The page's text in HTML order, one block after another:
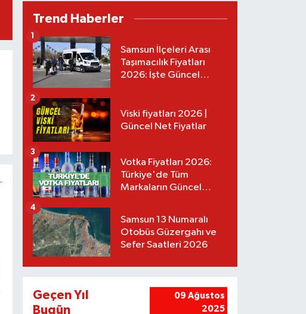
Trend Haberler
Samsun İlçeleri Arası
Taşımacılık Fiyatları
2026: İşte Güncel
1
Viski fiyatları 2026 |
Güncel Net Fiyatlar
2
Votka Fiyatları 2026:
Türkiye'de Tüm
Markaların Güncel
3
Samsun 13 Numaralı
Otobüs Güzergahı ve
Sefer Saatleri 2026
4
Geçen Yıl
Bugün
09 Ağustos
2025